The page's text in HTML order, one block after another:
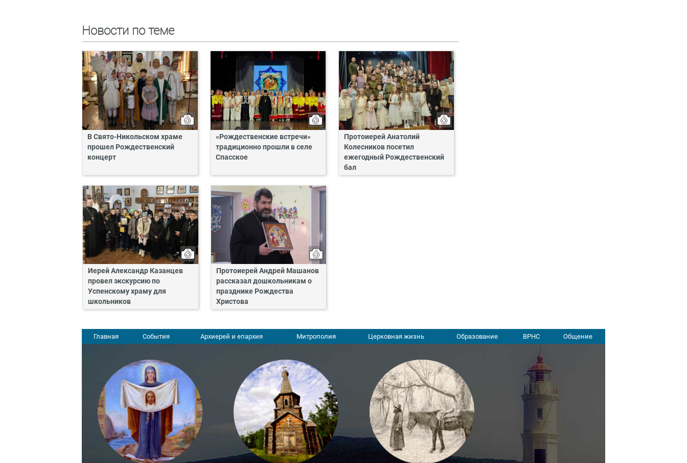
Новости по теме
В Свято-Никольском храме
прошел Рождественский
концерт
«Рождественские встречи»
традиционно прошли в селе
Спасское
Протоиерей Анатолий
Колесников посетил
ежегодный Рождественский
бал
Иерей Александр Казанцев
провел экскурсию по
Успенскому храму для
школьников
Протоиерей Андрей Машанов
рассказал дошкольникам о
празднике Рождества
Христова
Главная События Архиерей и епархия Митрополия Церковная жизнь Образование ВРНС Общение